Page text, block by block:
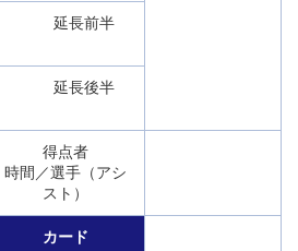
延長前半
延長後半
得点者
時間／選手（アシ
スト）
カード